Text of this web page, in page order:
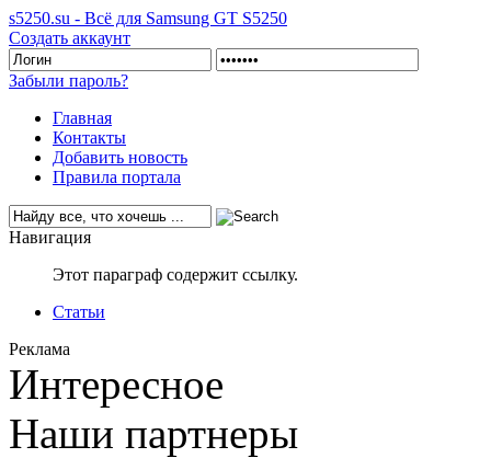
s5250.su - Всё для Samsung GT S5250
Создать аккаунт
Забыли пароль?
Главная
Контакты
Добавить новость
Правила портала
Навигация
Этот параграф содержит ссылку.
Статьи
Реклама
Интересное
Наши партнеры